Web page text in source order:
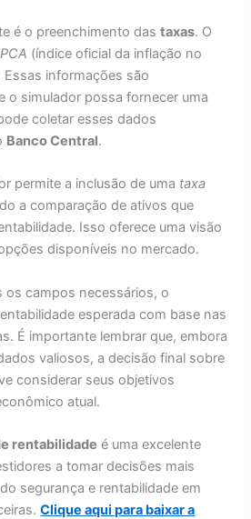
é o preenchimento dastaxas. O
(índice oficial da inflação no
Essas informações são
o simulador possa fornecer uma
coletar esses dados
Banco Central.
permite a inclusão de uma taxa
a comparação de ativos que
Isso oferece uma visão
disponíveis no mercado.
campos necessários, o
esperada com base nas
É importante lembrar que, embora
valiosos, a decisão final sobre
considerar seus objetivos
atual.
rentabilidade é uma excelente
a tomar decisões mais
segurança e rentabilidade em
Clique aqui para baixar a